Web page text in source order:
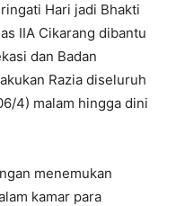
Hari jadi Bhakti
IIA Cikarang dibantu
dan Badan
Razia diseluruh
4) malam hingga dini
menemukan
kamar para